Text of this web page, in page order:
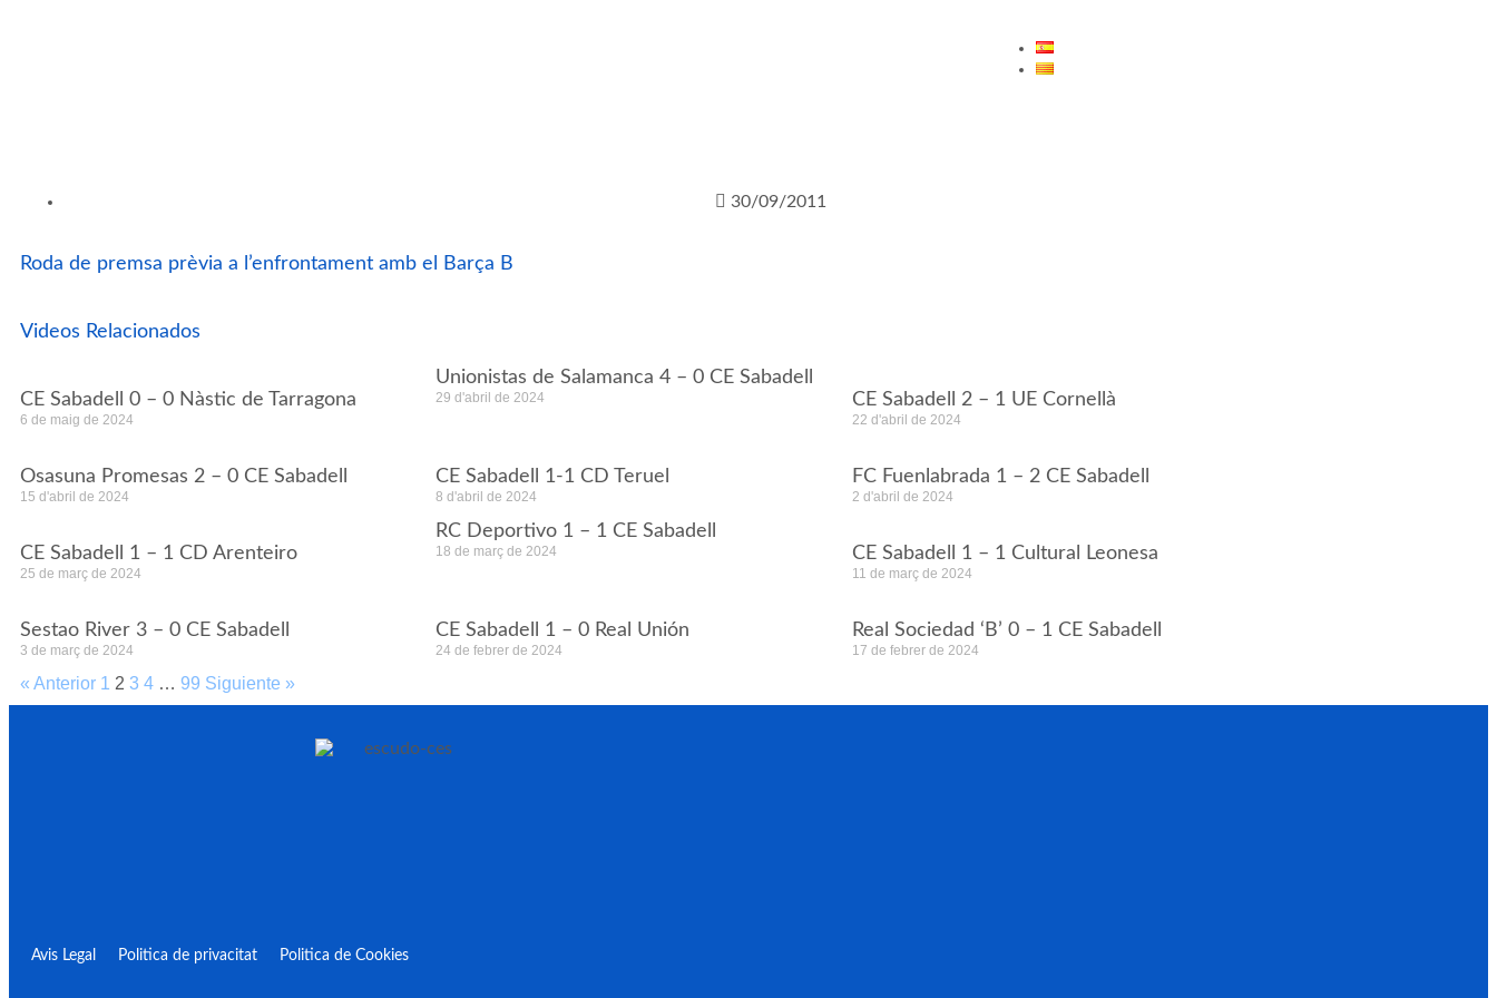
30/09/2011
Roda de premsa prèvia a l’enfrontament amb el Barça B
Videos Relacionados
CE Sabadell 0 – 0 Nàstic de Tarragona
6 de maig de 2024
Unionistas de Salamanca 4 – 0 CE Sabadell
29 d'abril de 2024 CE Sabadell 2 – 1 UE Cornellà
22 d'abril de 2024
Osasuna Promesas 2 – 0 CE Sabadell
15 d'abril de 2024
CE Sabadell 1-1 CD Teruel
8 d'abril de 2024
FC Fuenlabrada 1 – 2 CE Sabadell
2 d'abril de 2024
CE Sabadell 1 – 1 CD Arenteiro
25 de març de 2024
RC Deportivo 1 – 1 CE Sabadell
18 de març de 2024 CE Sabadell 1 – 1 Cultural Leonesa
11 de març de 2024
Sestao River 3 – 0 CE Sabadell
3 de març de 2024
CE Sabadell 1 – 0 Real Unión
24 de febrer de 2024
Real Sociedad ‘B’ 0 – 1 CE Sabadell
17 de febrer de 2024
« Anterior 1 2 3 4 … 99 Siguiente »
Avis Legal Politica de privacitat Politica de Cookies